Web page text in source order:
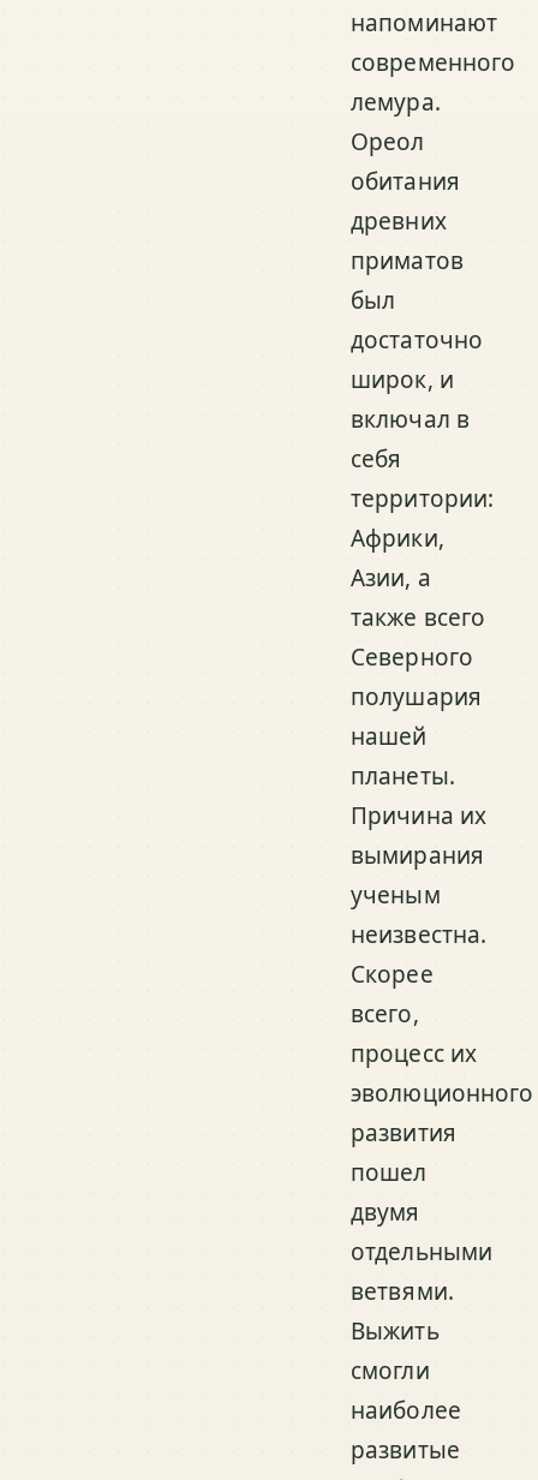
напоминают
современного
лемура.
Ореол
обитания
древних
приматов
был
достаточно
широк, и
включал в
себя
территории:
Африки,
Азии, а
также всего
Северного
полушария
нашей
планеты.
Причина их
вымирания
ученым
неизвестна.
Скорее
всего,
процесс их
эволюционного
развития
пошел
двумя
отдельными
ветвями.
Выжить
смогли
наиболее
развитые